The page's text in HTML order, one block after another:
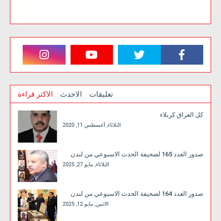
الاكثر قراءة الاحدث تعليقات
كل العراق كربلاء
الثلاثاء, أغسطس 11, 2020
صدور العدد 165 لصحيفة الحدث الاسبوعي من لندن
الثلاثاء, مايو 27, 2025
صدور العدد 164 لصحيفة الحدث الاسبوعي من لندن
الاثنين, مايو 12, 2025